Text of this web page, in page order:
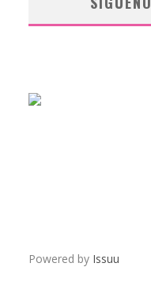
Powered by Issuu